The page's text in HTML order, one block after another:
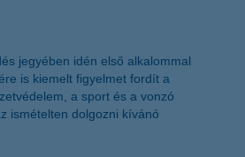
jegyében idén első alkalommal
is kiemelt figyelmet fordít a
a sport és a vonzó
ismételten dolgozni kívánó